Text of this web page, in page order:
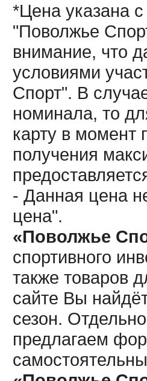
*Цена указана
"Поволжье
внимание, что
условиями
Спорт". В
номинала, то
карту в момент
получения
- Данная цена
цена".
«Поволжье
спортивного
также товаров
сайте Вы
сезон.
предлагаем